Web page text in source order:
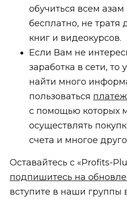
обучиться всем
бесплатно, не тратя
книг и видеокурсов.
Если Вам не
заработка в сети,
найти много
пользоваться
с помощью которых
осуществлять
счета и многое
Оставайтесь с «Profits-
подпишитесь на
вступите в наши группы